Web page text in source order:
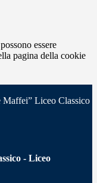
essere
pagina della cookie
Maffei” Liceo Classico
- Liceo